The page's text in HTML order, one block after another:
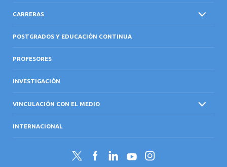
CARRERAS
POSTGRADOS Y EDUCACIÓN CONTINUA
PROFESORES
INVESTIGACIÓN
VINCULACIÓN CON EL MEDIO
INTERNACIONAL
Twitter FacebookLinkedInYouTubeInstagram